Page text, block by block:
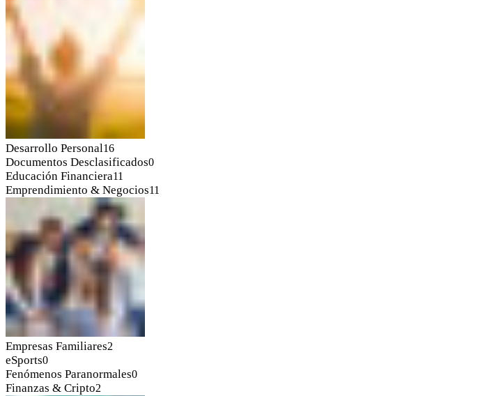
Desarrollo Personal16
Documentos Desclasificados0
Educación Financiera11
Emprendimiento & Negocios11
Empresas Familiares2
eSports0
Fenómenos Paranormales0
Finanzas & Cripto2